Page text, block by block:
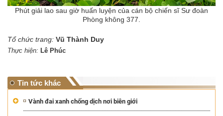
Phút giải lao sau giờ huấn luyện của cán bộ chiến sĩ Sư đoàn
Phòng không 377.
Tổ chức trang: Vũ Thành Duy
Thực hiện: Lê Phúc
Tin tức khác
Vành đai xanh chống dịch nơi biên giới